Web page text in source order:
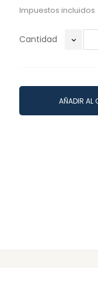
Impuestos incluidos
Cantidad
AÑADIR AL